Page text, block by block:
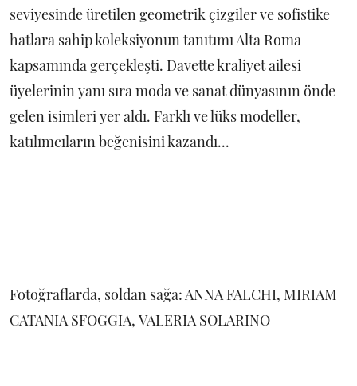
seviyesinde üretilen geometrik çizgiler ve sofistike
hatlara sahip koleksiyonun tanıtımı Alta Roma
kapsamında gerçekleşti. Davette kraliyet ailesi
üyelerinin yanı sıra moda ve sanat dünyasının önde
gelen isimleri yer aldı. Farklı ve lüks modeller,
katılımcıların beğenisini kazandı...
Fotoğraflarda, soldan sağa: ANNA FALCHI, MIRIAM
CATANIA SFOGGIA, VALERIA SOLARINO